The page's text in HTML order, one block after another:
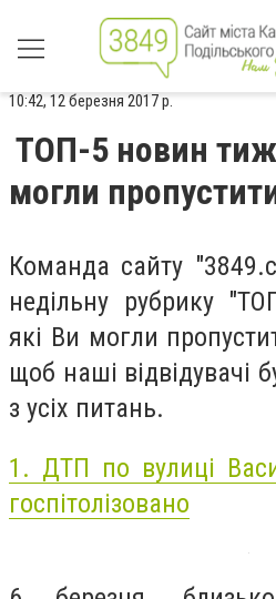
10:42, 12 березня 2017 р.
ТОП-5 новин
могли
Команда сайту
недільну рубрику
які Ви могли
щоб наші відвідувачі
з усіх питань.
1. ДТП по вулиці
госпітолізовано